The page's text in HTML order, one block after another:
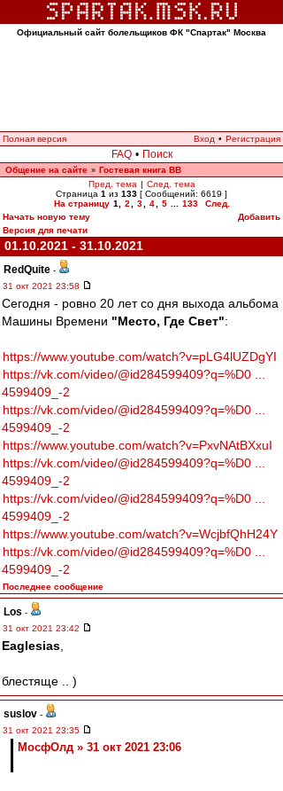
Официальный сайт болельщиков ФК "Спартак" Москва
Полная версия Вход • Регистрация
FAQ • Поиск
Общение на сайте » Гостевая книга ВВ
Пред. тема | След. тема
Страница 1 из 133 [ Сообщений: 6619 ]
На страницу 1 2 3 4 5 133
След.
Начать новую тему
Добавить
Версия для печати
01.10.2021 - 31.10.2021
RedQuite -
31 окт 2021 23:58
Сегодня - ровно 20 лет со дня выхода альбома
Машины Времени "Место, Где Свет":
https://www.youtube.com/watch?v=pLG4lUZDgYI
https://vk.com/video/@id284599409?q=%D0 ...
4599409_-2
https://vk.com/video/@id284599409?q=%D0 ...
4599409_-2
https://www.youtube.com/watch?v=PxvNAtBXxuI
https://vk.com/video/@id284599409?q=%D0 ...
4599409_-2
https://vk.com/video/@id284599409?q=%D0 ...
4599409_-2
https://www.youtube.com/watch?v=WcjbfQhH24Y
https://vk.com/video/@id284599409?q=%D0 ...
4599409_-2
Последнее сообщение
Los -
31 окт 2021 23:42
Eaglesias
блестяще .. )
suslov -
31 окт 2021 23:35
МосфОлд » 31 окт 2021 23:06